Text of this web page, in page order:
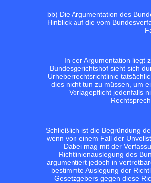
bb) Die Argumentation des
Hinblick auf die vom
In der Argumentation liegt
Bundesgerichtshof sieht sich
Urheberrechtsrichtlinie
dies nicht tun zu müssen, um
Vorlagepflicht jedenfalls
Schließlich ist die Begründung
wenn von einem Fall der
Dabei mag mit der
Richtlinienauslegung des
argumentiert jedoch in
bestimmte Auslegung der
Gesetzgebers gegen diese